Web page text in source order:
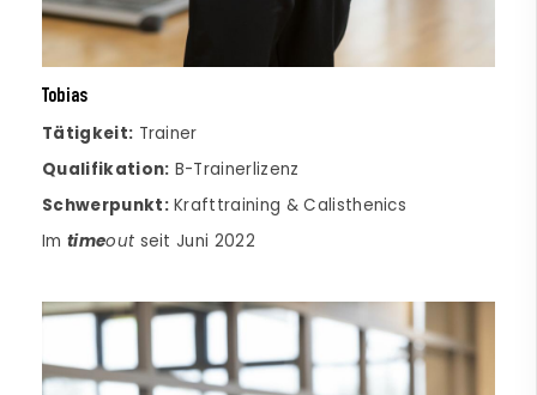
Tobias
Tätigkeit: Trainer
Qualifikation: B-Trainerlizenz
Schwerpunkt:Krafttraining & Calisthenics
Im timeout seit Juni 2022